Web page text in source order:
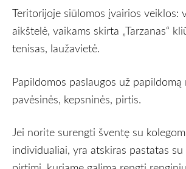
Teritorijoje siūlomos įvairios veiklos:
aikštelė, vaikams skirta „Tarzanas“
tenisas, laužavietė.
Papildomos paslaugos už papildomą
pavėsinės, kepsninės, pirtis.
Jei norite surengti šventę su
individualiai, yra atskiras pastatas